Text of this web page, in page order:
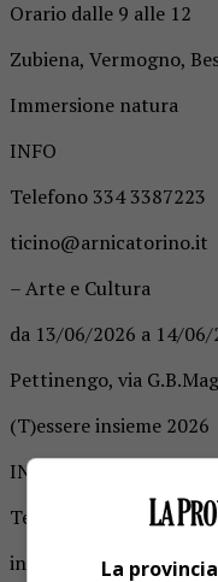
Orario dalle 9 alle 12
Zubiena, Vermogno,
Immersione natura
INFO
Telefono 334 3387223
ticino@arnicatorino.it
– Arte e Cultura
da 13/06/2026 a 14/06/
Pettinengo, via
(T)essere insieme 2026
INFO
Telefono 331 7633744
info@piccolafata.it
La